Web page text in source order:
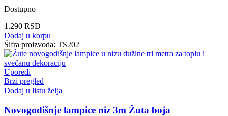
Dostupno
1.290 RSD
Dodaj u korpu
Šifra proizvoda: TS202
Uporedi
Brzi pregled
Dodaj u listu želja
Novogodišnje lampice niz 3m Žuta boja